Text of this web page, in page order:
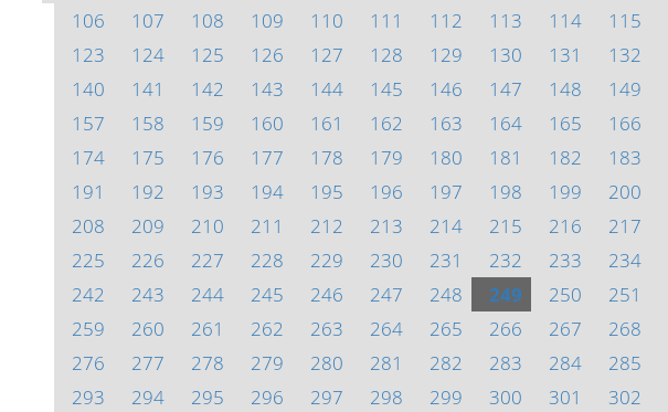
106
107 108 109 110 111 112 113 114 115
123
124 125 126 127 128 129 130 131 132
140
141 142 143 144 145 146 147 148 149
157
158 159 160 161 162 163 164 165 166
174
175 176 177 178 179 180 181 182 183
191
192 193 194 195 196 197 198 199 200
208
209 210 211 212 213 214 215 216 217
225
226 227 228 229 230 231 232 233 234
242
243 244 245 246 247 248 249 250 251
259
260 261 262 263 264 265 266 267 268
276
277 278 279 280 281 282 283 284 285
293
294 295 296 297 298 299 300 301 302